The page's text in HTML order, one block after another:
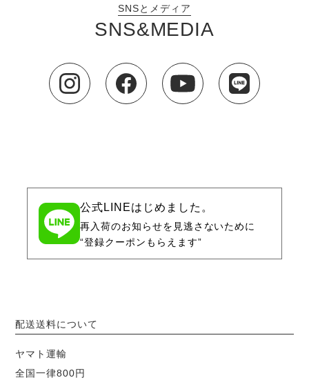
SNSとメディア
SNS&MEDIA
公式LINEはじめました。
再入荷のお知らせを見逃さないために
“登録クーポンもらえます”
配送送料について
ヤマト運輸
全国一律800円